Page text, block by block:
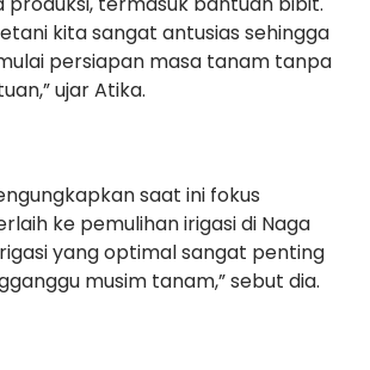
kita sangat antusias sehingga
persiapan masa tanam tanpa
ujar Atika.
saat ini fokus
ke pemulihan irigasi di Naga
yang optimal sangat penting
musim tanam,” sebut dia.